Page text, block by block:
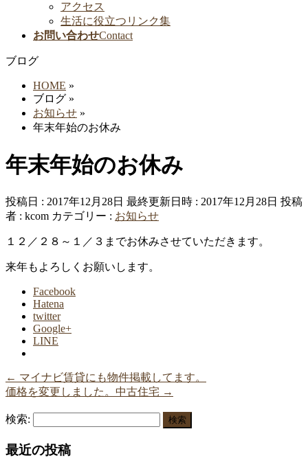
アクセス
生活に役立つリンク集
お問い合わせContact
ブログ
HOME »
ブログ »
お知らせ »
年末年始のお休み
年末年始のお休み
投稿日 : 2017年12月28日 最終更新日時 : 2017年12月28日 投稿
者 : kcom カテゴリー : お知らせ
１２／２８～１／３までお休みさせていただきます。
来年もよろしくお願いします。
Facebook
Hatena
twitter
Google+
LINE
← マイナビ賃貸にも物件掲載してます。
価格を変更しました。中古住宅 →
検索:
最近の投稿